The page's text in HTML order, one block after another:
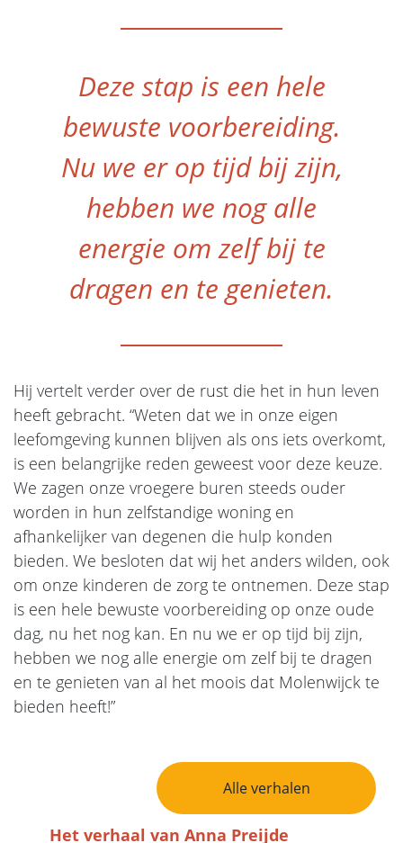
Deze stap is een hele
bewuste voorbereiding.
Nu we er op tijd bij zijn,
hebben we nog alle
energie om zelf bij te
dragen en te genieten.
Hij vertelt verder over de rust die het in hun leven
heeft gebracht. “Weten dat we in onze eigen
leefomgeving kunnen blijven als ons iets overkomt,
is een belangrijke reden geweest voor deze keuze.
We zagen onze vroegere buren steeds ouder
worden in hun zelfstandige woning en
afhankelijker van degenen die hulp konden
bieden. We besloten dat wij het anders wilden, ook
om onze kinderen de zorg te ontnemen. Deze stap
is een hele bewuste voorbereiding op onze oude
dag, nu het nog kan. En nu we er op tijd bij zijn,
hebben we nog alle energie om zelf bij te dragen
en te genieten van al het moois dat Molenwijck te
bieden heeft!”
Bericht Navigatie
Alle verhalen
Het verhaal van Anna Preijde